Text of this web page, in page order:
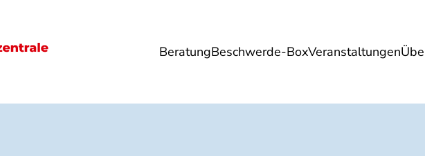
BeratungBeschwerde-BoxVeranstaltungen
Lebensmittel Umwelt Gesundheit Energie